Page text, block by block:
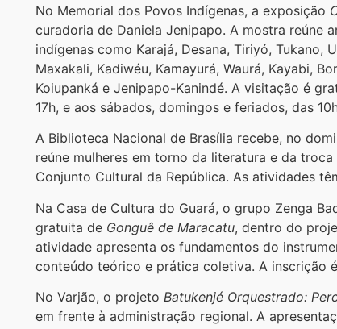
No Memorial dos Povos Indígenas, a exposição
curadoria de Daniela Jenipapo. A mostra reúne
indígenas como Karajá, Desana, Tiriyó, Tukano,
Maxakali, Kadiwéu, Kamayurá, Waurá, Kayabi,
Koiupanká e Jenipapo-Kanindé. A visitação é
17h, e aos sábados, domingos e feriados, das
A Biblioteca Nacional de Brasília recebe, no
reúne mulheres em torno da literatura e da
Conjunto Cultural da República. As atividades
Na Casa de Cultura do Guará, o grupo Zenga
gratuita de Gonguê de Maracatu, dentro do
atividade apresenta os fundamentos do
conteúdo teórico e prática coletiva. A inscrição
No Varjão, o projeto Batukenjé Orquestrado:
em frente à administração regional. A